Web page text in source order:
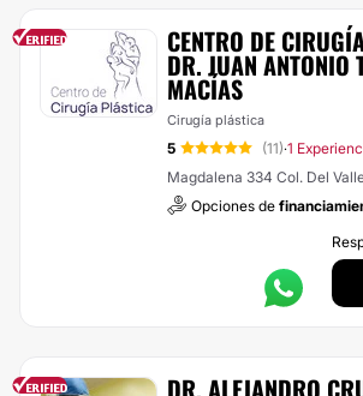
CENTRO DE
DR. JUAN ANTONIO
MACÍAS
Cirugía plástica
5 (11)·1
Magdalena 334 Col. Del
Opciones de
DR. ALEJANDRO